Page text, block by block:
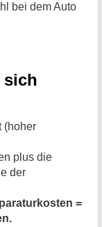
bei dem Auto
sich
(hoher
plus die
der
=